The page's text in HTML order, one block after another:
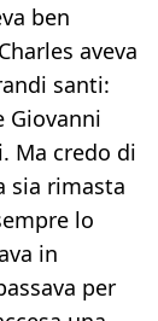
ben
aveva
santi:
Giovanni
Ma credo di
sia rimasta
lo
in
per